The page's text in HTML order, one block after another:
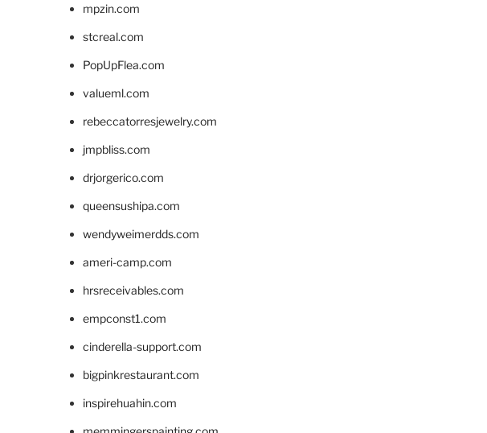
mpzin.com
stcreal.com
PopUpFlea.com
valueml.com
rebeccatorresjewelry.com
jmpbliss.com
drjorgerico.com
queensushipa.com
wendyweimerdds.com
ameri-camp.com
hrsreceivables.com
empconst1.com
cinderella-support.com
bigpinkrestaurant.com
inspirehuahin.com